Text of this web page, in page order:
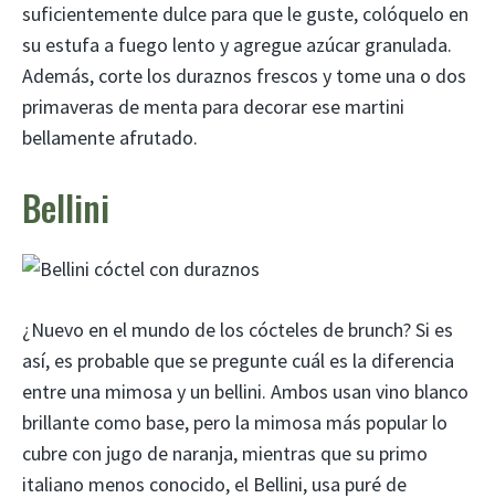
suficientemente dulce para que le guste, colóquelo en
su estufa a fuego lento y agregue azúcar granulada.
Además, corte los duraznos frescos y tome una o dos
primaveras de menta para decorar ese martini
bellamente afrutado.
Bellini
¿Nuevo en el mundo de los cócteles de brunch? Si es
así, es probable que se pregunte cuál es la diferencia
entre una mimosa y un bellini. Ambos usan vino blanco
brillante como base, pero la mimosa más popular lo
cubre con jugo de naranja, mientras que su primo
italiano menos conocido, el Bellini, usa puré de